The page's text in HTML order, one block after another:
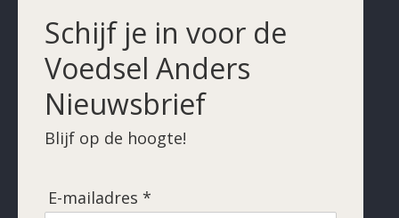
Schijf je in voor de
Voedsel Anders
Nieuwsbrief
Blijf op de hoogte!
E-mailadres *